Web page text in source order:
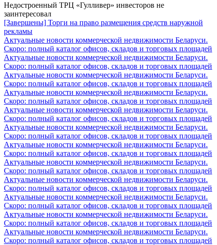
Недостроенный ТРЦ «Гулливер» инвесторов не
заинтересовал
[Завершены] Торги на право размещения средств наружной
рекламы
Актуальные новости коммерческой недвижимости Беларуси.
Скоро: полный каталог офисов, складов и торговых площадей
Актуальные новости коммерческой недвижимости Беларуси.
Скоро: полный каталог офисов, складов и торговых площадей
Актуальные новости коммерческой недвижимости Беларуси.
Скоро: полный каталог офисов, складов и торговых площадей
Актуальные новости коммерческой недвижимости Беларуси.
Скоро: полный каталог офисов, складов и торговых площадей
Актуальные новости коммерческой недвижимости Беларуси.
Скоро: полный каталог офисов, складов и торговых площадей
Актуальные новости коммерческой недвижимости Беларуси.
Скоро: полный каталог офисов, складов и торговых площадей
Актуальные новости коммерческой недвижимости Беларуси.
Скоро: полный каталог офисов, складов и торговых площадей
Актуальные новости коммерческой недвижимости Беларуси.
Скоро: полный каталог офисов, складов и торговых площадей
Актуальные новости коммерческой недвижимости Беларуси.
Скоро: полный каталог офисов, складов и торговых площадей
Актуальные новости коммерческой недвижимости Беларуси.
Скоро: полный каталог офисов, складов и торговых площадей
Актуальные новости коммерческой недвижимости Беларуси.
Скоро: полный каталог офисов, складов и торговых площадей
Актуальные новости коммерческой недвижимости Беларуси.
Скоро: полный каталог офисов, складов и торговых площадей